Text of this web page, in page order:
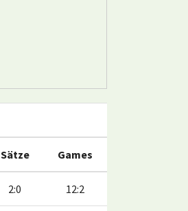
Sätze Games
2:0 12:2